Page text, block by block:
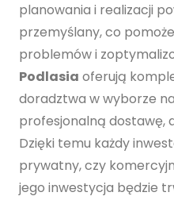
planowania i realizacji
przemyślany, co
problemów i
Podlasia oferują
doradztwa w wyborze
profesjonalną dostawę,
Dzięki temu każdy
prywatny, czy
jego inwestycja będzie